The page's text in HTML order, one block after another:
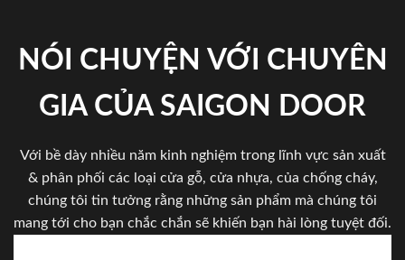
NÓI CHUYỆN VỚI CHUYÊN
GIA CỦA SAIGON DOOR
Với bề dày nhiều năm kinh nghiệm trong lĩnh vực sản xuất
& phân phối các loại cửa gỗ, cửa nhựa, của chống cháy,
chúng tôi tin tưởng rằng những sản phẩm mà chúng tôi
mang tới cho bạn chắc chắn sẽ khiến bạn hài lòng tuyệt đối.